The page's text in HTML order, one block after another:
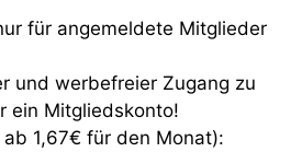
für angemeldete Mitglieder
und werbefreier Zugang zu
ein Mitgliedskonto!
ab 1,67€ für den Monat):